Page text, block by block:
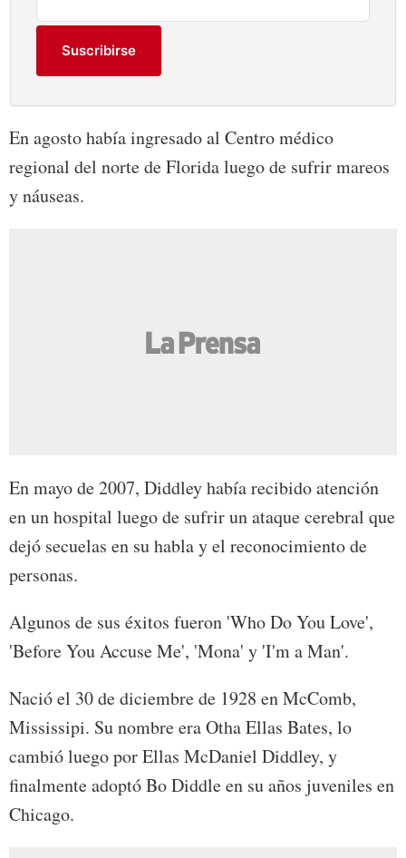
Suscribirse
En agosto había ingresado al Centro médico
regional del norte de Florida luego de sufrir mareos
y náuseas.
En mayo de 2007, Diddley había recibido atención
en un hospital luego de sufrir un ataque cerebral que
dejó secuelas en su habla y el reconocimiento de
personas.
Algunos de sus éxitos fueron 'Who Do You Love',
'Before You Accuse Me', 'Mona' y 'I'm a Man'.
Nació el 30 de diciembre de 1928 en McComb,
Mississipi. Su nombre era Otha Ellas Bates, lo
cambió luego por Ellas McDaniel Diddley, y
finalmente adoptó Bo Diddle en su años juveniles en
Chicago.